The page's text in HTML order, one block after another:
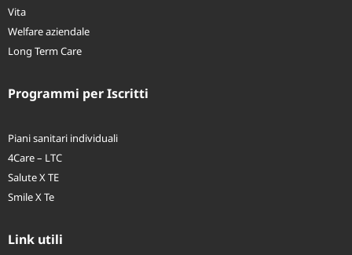
IPM
Vita
Welfare aziendale
Piani sanitari individuali
4Care – LTC
Salute X TE